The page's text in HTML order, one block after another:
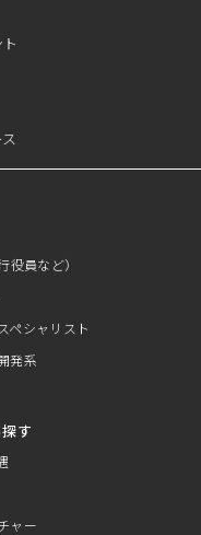
役員など）
ペシャリスト
発系
す
ャー